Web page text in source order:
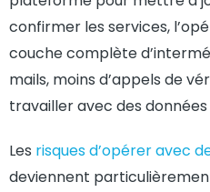
confirmer les services,
couche complète
mails, moins d’appels de
travailler avec des
Les risques d’opérer avec
deviennent